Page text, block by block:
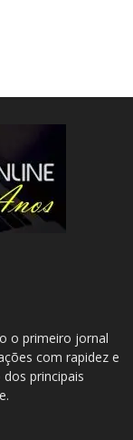
o primeiro jornal
com rapidez e
principais